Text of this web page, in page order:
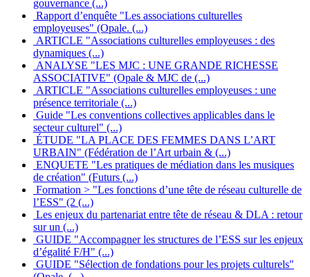
gouvernance (...)
Rapport d’enquête "Les associations culturelles
employeuses" (Opale. (...)
ARTICLE "Associations culturelles employeuses : des
dynamiques (...)
ANALYSE "LES MJC : UNE GRANDE RICHESSE
ASSOCIATIVE" (Opale & MJC de (...)
ARTICLE "Associations culturelles employeuses : une
présence territoriale (...)
Guide "Les conventions collectives applicables dans le
secteur culturel" (...)
ÉTUDE "LA PLACE DES FEMMES DANS L’ART
URBAIN" (Fédération de l’Art urbain & (...)
ENQUETE "Les pratiques de médiation dans les musiques
de création" (Futurs (...)
Formation > "Les fonctions d’une tête de réseau culturelle de
l’ESS" (2 (...)
Les enjeux du partenariat entre tête de réseau & DLA : retour
sur un (...)
GUIDE "Accompagner les structures de l’ESS sur les enjeux
d’égalité F/H" (...)
GUIDE "Sélection de fondations pour les projets culturels"